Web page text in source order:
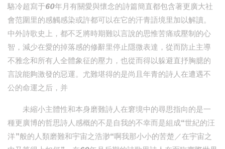
駱冷超寫于60年月有關愛與懷念的詩篇簡直都包含著更廣大社
會范圍里的感觸感染或許都可以在它的汗青語境里加以解讀。
中外詩歌史上，都不乏將時期難以言說的思惟苦痛或壓制的心
智，減少在愛的掉落感的修辭里停止隱微表達，從而防止主導
不雅念和所有人全體象征的壓力，也從而得以躲避直抒胸臆的
言說能夠激發的惡運。尤難堪得的是尚且年青的詩人在遭遇不
公的命運之后，并
未縮小主體性和本身磨難詩人在窘境中的尋思指向的是一
種更廣博的哲思詩人感概的不是自我的不幸而是組成“世紀的汪
洋”般的人類磨難和宇宙之浩渺“啊我那小小的苦楚／在宇宙之